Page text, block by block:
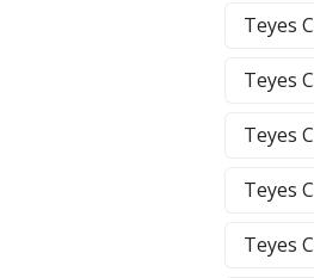
Teyes
Teyes
Teyes
Teyes
Teyes